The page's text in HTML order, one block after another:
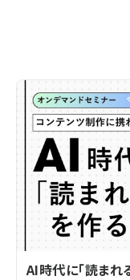
AI時代に「読まれ